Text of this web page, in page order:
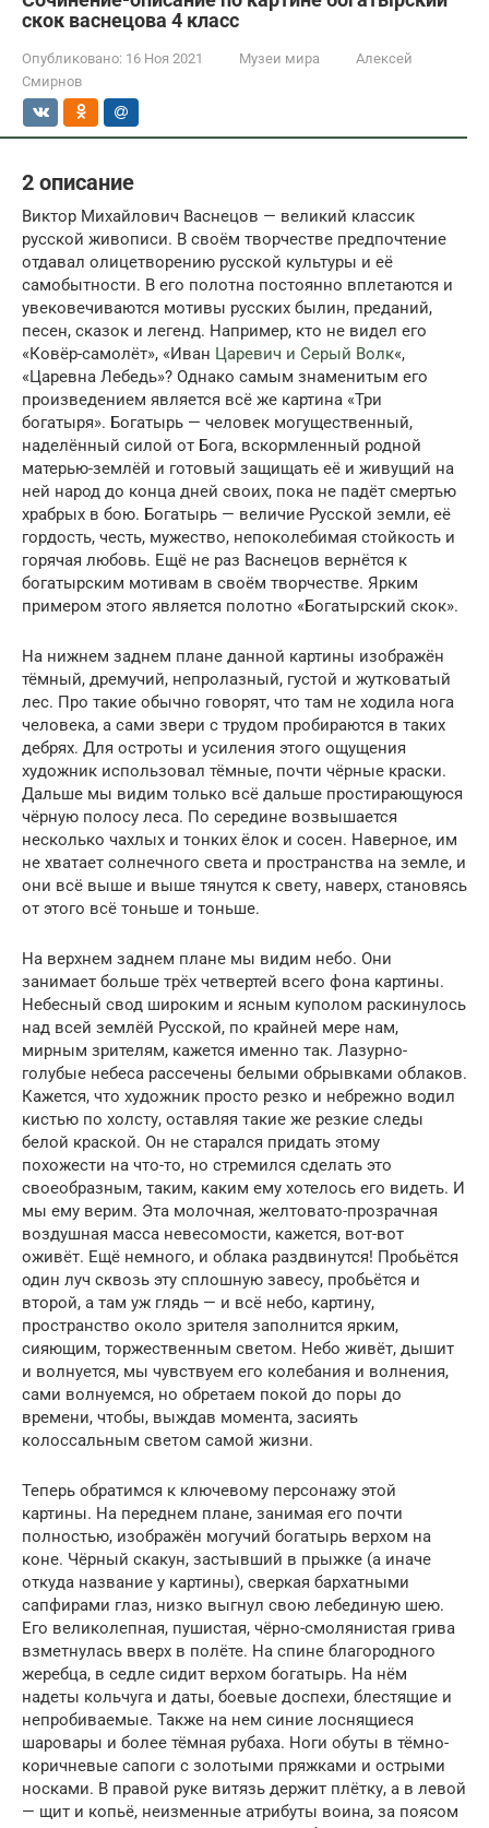
скок васнецова 4 класс
Опубликовано: 16 Ноя 2021 Музеи мира
Алексей
Смирнов
2 описание
Виктор Михайлович Васнецов — великий классик
русской живописи. В своём творчестве предпочтение
отдавал олицетворению русской культуры и её
самобытности. В его полотна постоянно вплетаются и
увековечиваются мотивы русских былин, преданий,
песен, сказок и легенд. Например, кто не видел его
«Ковёр-самолёт», «Иван Царевич и Серый Волк«,
«Царевна Лебедь»? Однако самым знаменитым его
произведением является всё же картина «Три
богатыря». Богатырь — человек могущественный,
наделённый силой от Бога, вскормленный родной
матерью-землёй и готовый защищать её и живущий на
ней народ до конца дней своих, пока не падёт смертью
храбрых в бою. Богатырь — величие Русской земли, её
гордость, честь, мужество, непоколебимая стойкость и
горячая любовь. Ещё не раз Васнецов вернётся к
богатырским мотивам в своём творчестве. Ярким
примером этого является полотно «Богатырский скок».
На нижнем заднем плане данной картины изображён
тёмный, дремучий, непролазный, густой и жутковатый
лес. Про такие обычно говорят, что там не ходила нога
человека, а сами звери с трудом пробираются в таких
дебрях. Для остроты и усиления этого ощущения
художник использовал тёмные, почти чёрные краски.
Дальше мы видим только всё дальше простирающуюся
чёрную полосу леса. По середине возвышается
несколько чахлых и тонких ёлок и сосен. Наверное, им
не хватает солнечного света и пространства на земле, и
они всё выше и выше тянутся к свету, наверх, становясь
от этого всё тоньше и тоньше.
На верхнем заднем плане мы видим небо. Они
занимает больше трёх четвертей всего фона картины.
Небесный свод широким и ясным куполом раскинулось
над всей землёй Русской, по крайней мере нам,
мирным зрителям, кажется именно так. Лазурно-
голубые небеса рассечены белыми обрывками облаков.
Кажется, что художник просто резко и небрежно водил
кистью по холсту, оставляя такие же резкие следы
белой краской. Он не старался придать этому
похожести на что-то, но стремился сделать это
своеобразным, таким, каким ему хотелось его видеть. И
мы ему верим. Эта молочная, желтовато-прозрачная
воздушная масса невесомости, кажется, вот-вот
оживёт. Ещё немного, и облака раздвинутся! Пробьётся
один луч сквозь эту сплошную завесу, пробьётся и
второй, а там уж глядь — и всё небо, картину,
пространство около зрителя заполнится ярким,
сияющим, торжественным светом. Небо живёт, дышит
и волнуется, мы чувствуем его колебания и волнения,
сами волнуемся, но обретаем покой до поры до
времени, чтобы, выждав момента, засиять
колоссальным светом самой жизни.
Теперь обратимся к ключевому персонажу этой
картины. На переднем плане, занимая его почти
полностью, изображён могучий богатырь верхом на
коне. Чёрный скакун, застывший в прыжке (а иначе
откуда название у картины), сверкая бархатными
сапфирами глаз, низко выгнул свою лебединую шею.
Его великолепная, пушистая, чёрно-смолянистая грива
взметнулась вверх в полёте. На спине благородного
жеребца, в седле сидит верхом богатырь. На нём
надеты кольчуга и даты, боевые доспехи, блестящие и
непробиваемые. Также на нем синие лоснящиеся
шаровары и более тёмная рубаха. Ноги обуты в тёмно-
коричневые сапоги с золотыми пряжками и острыми
носками. В правой руке витязь держит плётку, а в левой
— щит и копьё, неизменные атрибуты воина, за поясом